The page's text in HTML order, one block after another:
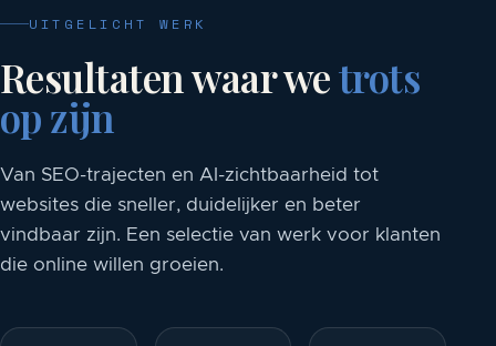
UITGELICHT WERK
Resultaten waar wetrots
op zijn
Van SEO-trajecten en AI-zichtbaarheid tot
websites die sneller, duidelijker en beter
vindbaar zijn. Een selectie van werk voor klanten
die online willen groeien.